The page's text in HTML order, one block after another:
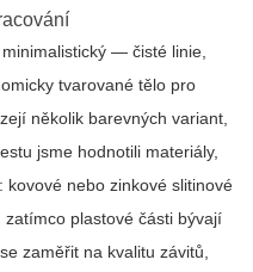
minimalistický — čisté linie,
tvarované tělo pro
několik barevných variant,
jsme hodnotili materiály,
nebo zinkové slitinové
plastové části bývají
zaměřit na kvalitu závitů,